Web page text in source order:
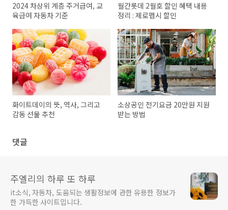
2024 차상위 계층 주거급여, 교
육급여 자동차 기준
월간롯데 2월호 할인 혜택 내용
정리 : 제로펩시 할인
화이트데이의 뜻, 역사, 그리고
감동 선물 추천
소상공인 전기요금 20만원 지원
받는 방법
댓글
주엘리의 하루 또 하루
it소식, 자동차, 도움되는 생활정보에 관한 유용한 정보가
한 가득한 사이트입니다.